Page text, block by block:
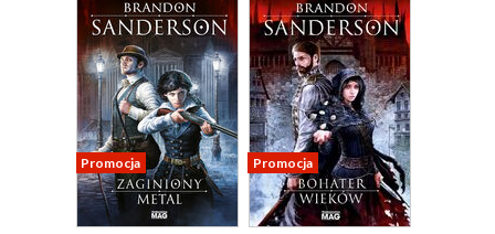
Promocja Promocja